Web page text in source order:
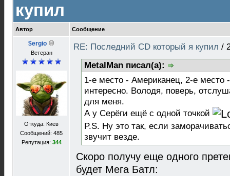
купил
Автор Сообщение
$ergio
Ветеран
Откуда: Киев
Сообщений: 485
Репутация: 344
RE: Последний CD который я купил /
MetalMan писал(а):
1-е место - Американец, 2-е место
интересно. Володя, поверь,
для меня.
А у Серёги ещё с одной точкой
P.S. Ну это так, если
звучит везде.
Скоро получу еще одного
будет Мега Батл: